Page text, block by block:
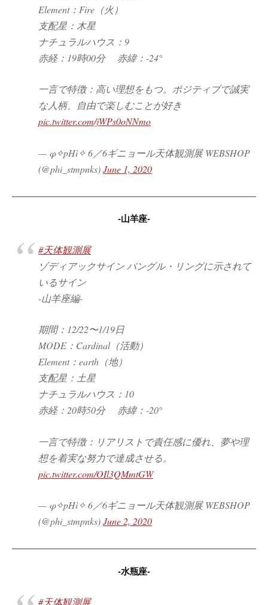
Element：Fire（火）
支配星：木星
ナチュラルハウス：9
赤経：19時00分 赤緯：-24°
一言で特徴：高い理想をもつ。ポジティブで誠実
な人柄、自由で楽しむことが好き
pic.twitter.com/jWPs0oNNmo
— φ✧pHì✧ 6／6ギニョール天体観測展 WEBSHOP
(@phi_stmpnks)June 1, 2020
-山羊座-
#天体観測展
ゾディアックサイン バングル・リングに示されて
いるサイン
-山羊座編-
期間：12/22〜1/19日
MODE：Cardinal（活動）
Element：earth（地）
支配星：土星
ナチュラルハウス：10
赤経：20時50分 赤緯：-20°
一言で特徴：リアリストで責任感に優れ、夢や理
想を着実な努力で達成させる。
pic.twitter.com/OIl3QMmtGW
— φ✧pHì✧ 6／6ギニョール天体観測展 WEBSHOP
(@phi_stmpnks)June 2, 2020
-水瓶座-
#天体観測展